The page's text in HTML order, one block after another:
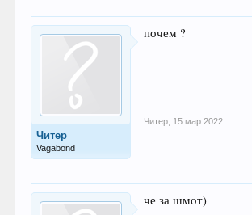
Читер
Vagabond
почем ?
Читер 15 мар 2022
че за шмот)